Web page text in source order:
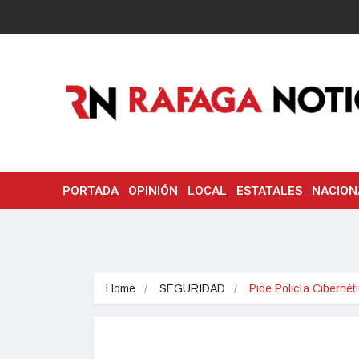
PORTADA OPINIÓN LOCAL ESTATALES
Home SEGURIDAD Pide Policía